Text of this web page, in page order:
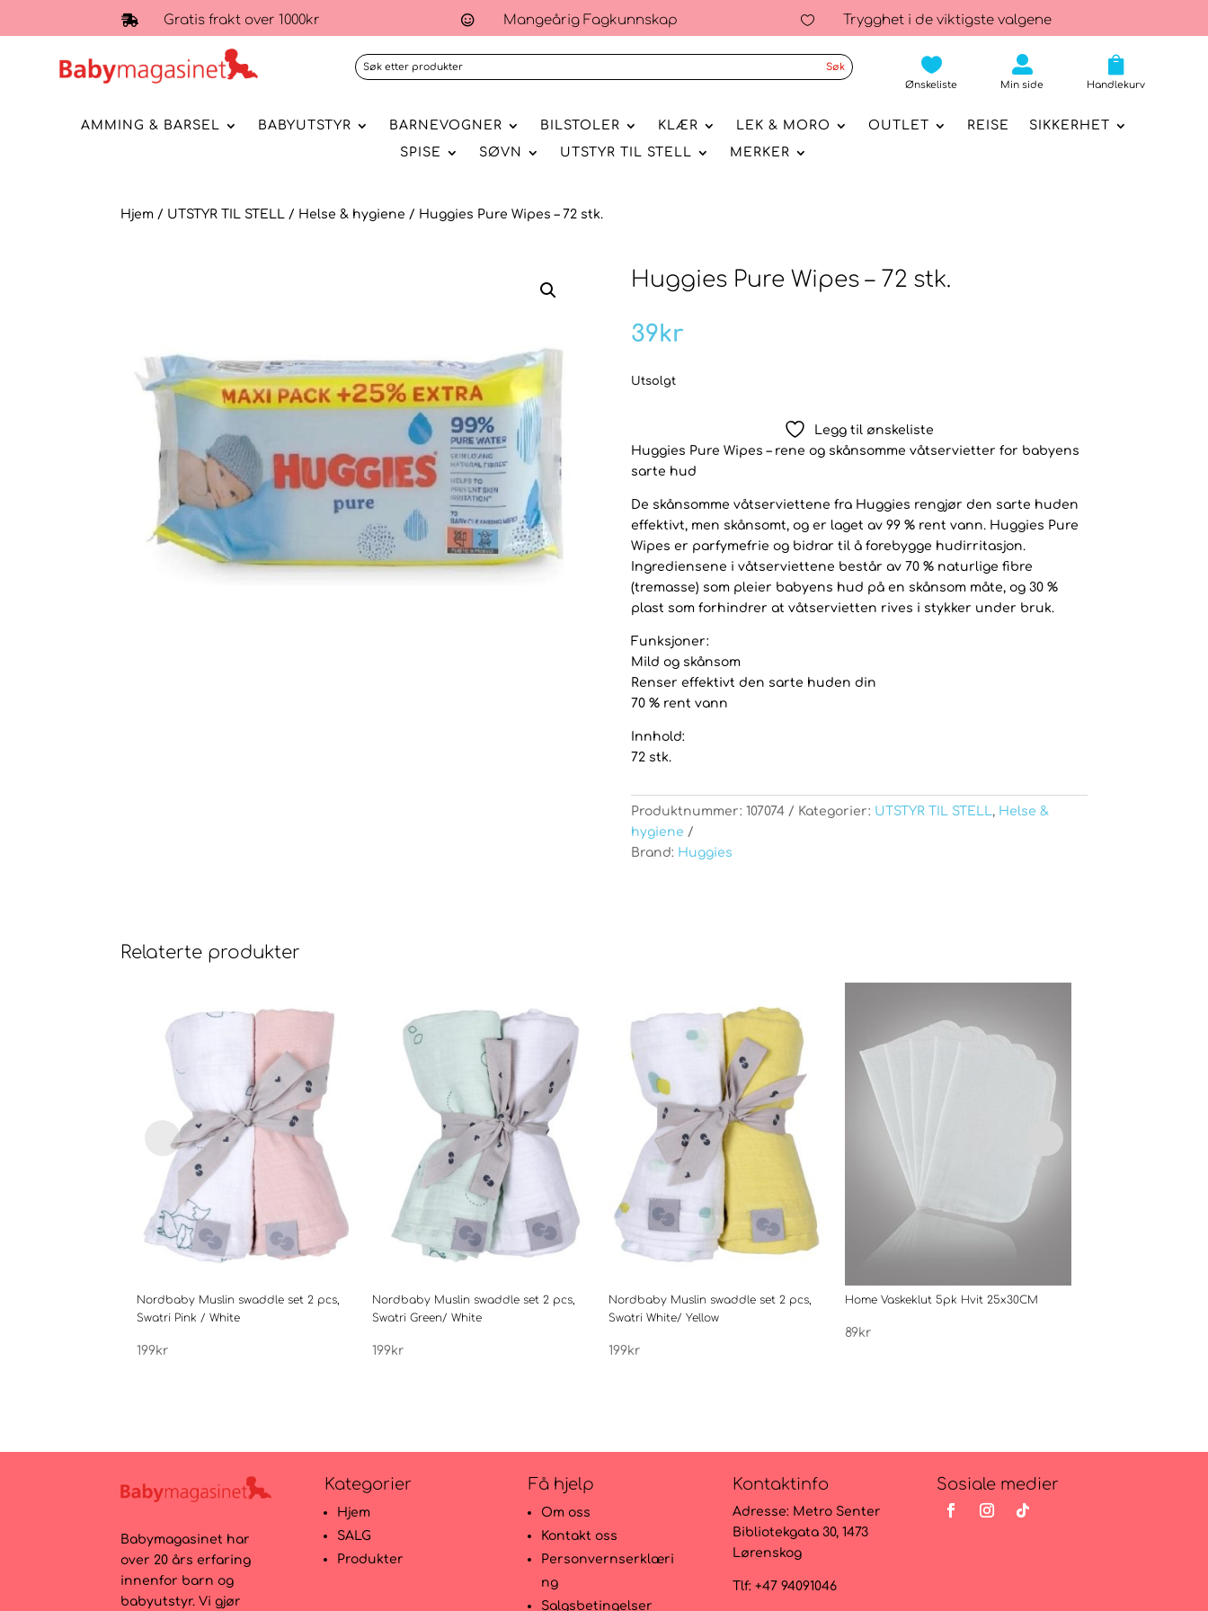
 Gratis frakt over 1000kr  Mangeårig Fagkunnskap  Trygghet i de viktigste valgene

Ønskeliste

Min side

Handlekurv
AMMING & BARSEL BABYUTSTYR BARNEVOGNER BILSTOLER KLÆR LEK & MORO OUTLET REISE
SIKKERHET
SPISE
SØVN UTSTYR TIL STELL MERKER
Hjem / UTSTYR TIL STELL / Helse & hygiene / Huggies Pure Wipes – 72 stk.
Huggies Pure Wipes – 72 stk.
39kr
Utsolgt
Legg til ønskeliste
Huggies Pure Wipes – rene og skånsomme våtservietter for babyens
sarte hud
De skånsomme våtserviettene fra Huggies rengjør den sarte huden
effektivt, men skånsomt, og er laget av 99 % rent vann. Huggies Pure
Wipes er parfymefrie og bidrar til å forebygge hudirritasjon.
Ingrediensene i våtserviettene består av 70 % naturlige fibre
(tremasse) som pleier babyens hud på en skånsom måte, og 30 %
plast som forhindrer at våtservietten rives i stykker under bruk.
Funksjoner:
Mild og skånsom
Renser effektivt den sarte huden din
70 % rent vann
Innhold:
72 stk.
Produktnummer: 107074 Kategorier: UTSTYR TIL STELL, Helse &
hygiene
Brand: Huggies
Relaterte produkter
Nordbaby Muslin swaddle set 2 pcs,
Swatri Pink / White
199kr
Nordbaby Muslin swaddle set 2 pcs,
Swatri Green/ White
199kr
Nordbaby Muslin swaddle set 2 pcs,
Swatri White/ Yellow
199kr
Home Vaskeklut 5pk Hvit 25x30CM
89kr
Babymagasinet har
over 20 års erfaring
innenfor barn og
babyutstyr. Vi gjør
Kategorier
Hjem
SALG
Produkter
Få hjelp
Om oss
Kontakt oss
Personvernserklæri
ng
Salgsbetingelser
Kontaktinfo
Adresse: Metro Senter
Bibliotekgata 30, 1473
Lørenskog
Tlf: +47 94091046
Sosiale medier